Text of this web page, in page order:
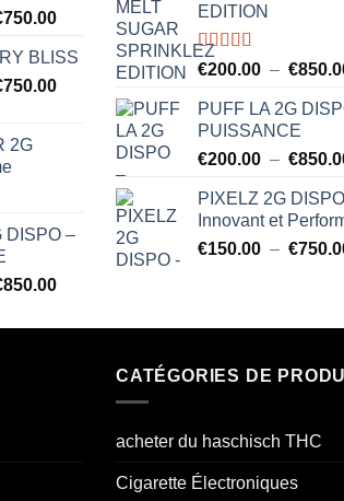
750.00Plage
prix :
€150.00
€750.00
BLISS
750.00Plage
€150.00
€750.00
2G
DISPO –
850.00Plage
prix :
€850.00
EDITION
Note5.00
€200.00 – €
PUFF LA 2G
PUISSANCE
€200.00 – €
PIXELZ 2G
Innovant et
€150.00 – €
CATÉGORIES DE
acheter du haschisch THC
Cigarette Électroniques